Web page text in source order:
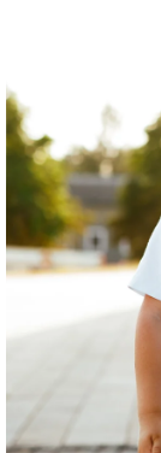
z
5
hviezdičiek.